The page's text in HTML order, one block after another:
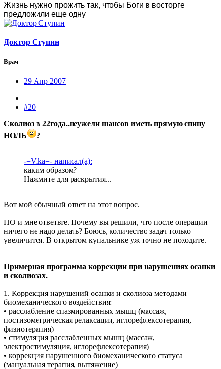
Жизнь нужно прожить так, чтобы Боги в восторге
предложили еще одну
Доктор Ступин
Врач
29 Апр 2007
#20
Сколиоз в 22года..неужели шансов иметь прямую спину
НОЛЬ
?
-=Vika=- написал(а):
каким образом?
Нажмите для раскрытия...
Вот мой обычный ответ на этот вопрос.
НО и мне ответьте. Почему вы решили, что после операции
ничего не надо делать? Боюсь, количество задач только
увеличится. В открытом купальнике уж точно не походите.
Примерная программа коррекции при нарушениях осанки
и сколиозах.
1. Коррекция нарушений осанки и сколиоза методами
биомеханического воздействия:
• расслабление спазмированных мышц (массаж,
постизометрическая релаксация, иглорефлексотерапия,
физиотерапия)
• стимуляция расслабленных мышц (массаж,
электростимуляция, иглорефлексотерапия)
• коррекция нарушенного биомеханического статуса
(мануальная терапия, вытяжение)